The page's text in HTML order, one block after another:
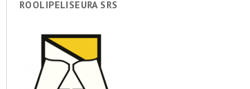
ROOLIPELISEURA SRS